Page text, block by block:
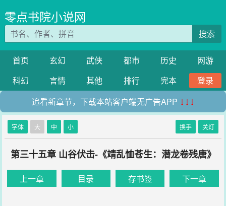
零点书院小说网
搜索
首页 玄幻 武侠 都市 历史
网游
科幻
言情 其他 排行 完本
登录
追看新章节，下载本站客户端无广告APP ↓↓↓
字体 大 中 小 换手 关灯
第三十五章 山谷伏击-《靖乱恤苍生：潜龙卷残唐》
上一章 目录 存书签 下一章